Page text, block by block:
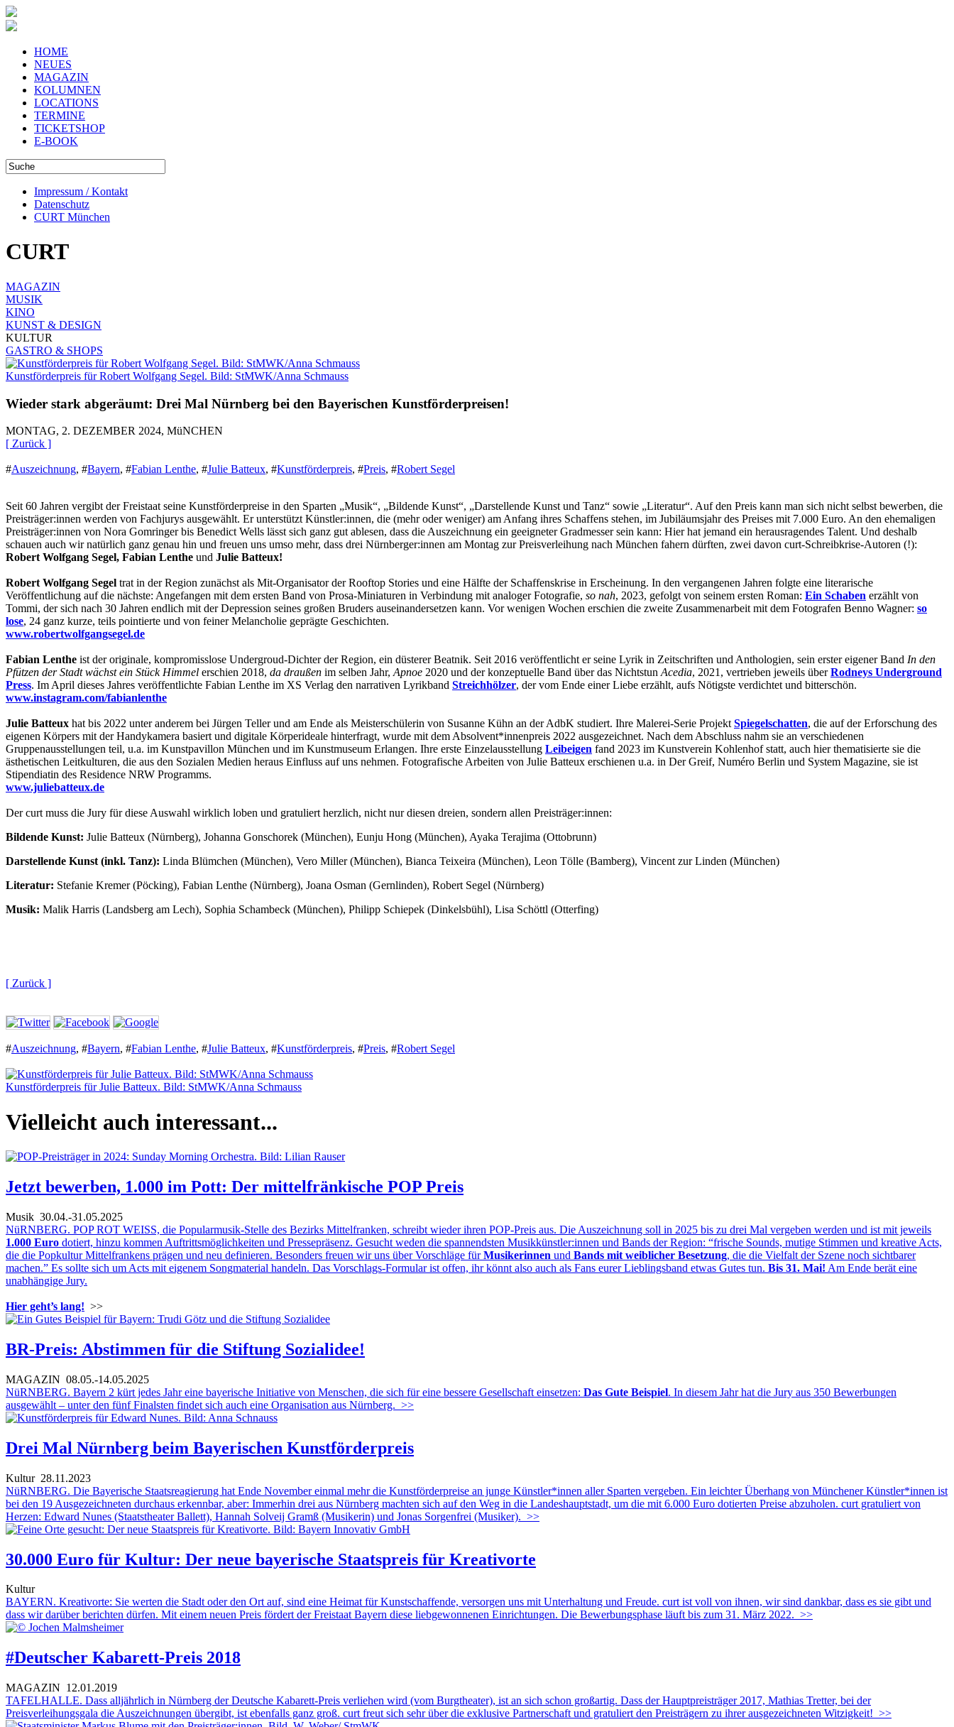
HOME
NEUES
MAGAZIN
KOLUMNEN
LOCATIONS
TERMINE
TICKETSHOP
E-BOOK
Impressum / Kontakt
Datenschutz
CURT München
CURT
MAGAZIN
MUSIK
KINO
KUNST & DESIGN
KULTUR
GASTRO & SHOPS
Kunstförderpreis für Robert Wolfgang Segel. Bild: StMWK/Anna Schmauss
Wieder stark abgeräumt: Drei Mal Nürnberg bei den Bayerischen Kunstförderpreisen!
MONTAG, 2. DEZEMBER 2024, MüNCHEN
[ Zurück ]
#Auszeichnung, #Bayern, #Fabian Lenthe, #Julie Batteux, #Kunstförderpreis, #Preis, #Robert Segel
Seit 60 Jahren vergibt der Freistaat seine Kunstförderpreise in den Sparten „Musik“, „Bildende Kunst“, „Darstellende Kunst und Tanz“ sowie „Literatur“. Auf den Preis kann man sich nicht selbst bewerben, die
Preisträger:innen werden von Fachjurys ausgewählt. Er unterstützt Künstler:innen, die (mehr oder weniger) am Anfang ihres Schaffens stehen, im Jubiläumsjahr des Preises mit 7.000 Euro. An den ehemaligen
Preisträger:innen von Nora Gomringer bis Benedict Wells lässt sich ganz gut ablesen, dass die Auszeichnung ein geeigneter Gradmesser sein kann: Hier hat jemand ein herausragendes Talent. Und deshalb
schauen auch wir natürlich ganz genau hin und freuen uns umso mehr, dass drei Nürnberger:innen am Montag zur Preisverleihung nach München fahern dürften, zwei davon curt-Schreibkrise-Autoren (!):
Robert Wolfgang Segel, Fabian Lenthe und Julie Batteux!
Robert Wolfgang Segel trat in der Region zunächst als Mit-Organisator der Rooftop Stories und eine Hälfte der Schaffenskrise in Erscheinung. In den vergangenen Jahren folgte eine literarische
Veröffentlichung auf die nächste: Angefangen mit dem ersten Band von Prosa-Miniaturen in Verbindung mit analoger Fotografie, so nah, 2023, gefolgt von seinem ersten Roman: Ein Schaben erzählt von
Tommi, der sich nach 30 Jahren endlich mit der Depression seines großen Bruders auseinandersetzen kann. Vor wenigen Wochen erschien die zweite Zusammenarbeit mit dem Fotografen Benno Wagner: so
lose, 24 ganz kurze, teils pointierte und von feiner Melancholie geprägte Geschichten.
www.robertwolfgangsegel.de
Fabian Lenthe ist der originale, kompromisslose Undergroud-Dichter der Region, ein düsterer Beatnik. Seit 2016 veröffentlicht er seine Lyrik in Zeitschriften und Anthologien, sein erster eigener Band In den
Pfützen der Stadt wächst ein Stück Himmel erschien 2018, da draußen im selben Jahr, Apnoe 2020 und der konzeptuelle Band über das Nichtstun Acedia, 2021, vertrieben jeweils überRodneys Underground
Press. Im April dieses Jahres veröffentlichte Fabian Lenthe im XS Verlag den narrativen Lyrikband Streichhölzer, der vom Ende einer Liebe erzählt, aufs Nötigste verdichtet und bitterschön.
www.instagram.com/fabianlenthe
Julie Batteux hat bis 2022 unter anderem bei Jürgen Teller und am Ende als Meisterschülerin von Susanne Kühn an der AdbK studiert. Ihre Malerei-Serie Projekt Spiegelschatten, die auf der Erforschung des
eigenen Körpers mit der Handykamera basiert und digitale Körperideale hinterfragt, wurde mit dem Absolvent*innenpreis 2022 ausgezeichnet. Nach dem Abschluss nahm sie an verschiedenen
Gruppenausstellungen teil, u.a. im Kunstpavillon München und im Kunstmuseum Erlangen. Ihre erste Einzelausstellung Leibeigen fand 2023 im Kunstverein Kohlenhof statt, auch hier thematisierte sie die
ästhetischen Leitkulturen, die aus den Sozialen Medien heraus Einfluss auf uns nehmen. Fotografische Arbeiten von Julie Batteux erschienen u.a. in Der Greif, Numéro Berlin und System Magazine, sie ist
Stipendiatin des Residence NRW Programms.
www.juliebatteux.de
Der curt muss die Jury für diese Auswahl wirklich loben und gratuliert herzlich, nicht nur diesen dreien, sondern allen Preisträger:innen:
Bildende Kunst: Julie Batteux (Nürnberg), Johanna Gonschorek (München), Eunju Hong (München), Ayaka Terajima (Ottobrunn)
Darstellende Kunst (inkl. Tanz): Linda Blümchen (München), Vero Miller (München), Bianca Teixeira (München), Leon Tölle (Bamberg), Vincent zur Linden (München)
Literatur: Stefanie Kremer (Pöcking), Fabian Lenthe (Nürnberg), Joana Osman (Gernlinden), Robert Segel (Nürnberg)
Musik: Malik Harris (Landsberg am Lech), Sophia Schambeck (München), Philipp Schiepek (Dinkelsbühl), Lisa Schöttl (Otterfing)
[ Zurück ]
#Auszeichnung, #Bayern, #Fabian Lenthe, #Julie Batteux, #Kunstförderpreis, #Preis, #Robert Segel
Kunstförderpreis für Julie Batteux. Bild: StMWK/Anna Schmauss
Vielleicht auch interessant...
Jetzt bewerben, 1.000 im Pott: Der mittelfränkische POP Preis
Musik 30.04.-31.05.2025
NüRNBERG. POP ROT WEISS, die Popularmusik-Stelle des Bezirks Mittelfranken, schreibt wieder ihren POP-Preis aus. Die Auszeichnung soll in 2025 bis zu drei Mal vergeben werden und ist mit jeweils
1.000 Euro dotiert, hinzu kommen Auftrittsmöglichkeiten und Pressepräsenz. Gesucht weden die spannendsten Musikkünstler:innen und Bands der Region: “frische Sounds, mutige Stimmen und kreative Acts,
die die Popkultur Mittelfrankens prägen und neu definieren. Besonders freuen wir uns über Vorschläge fürMusikerinnen und Bands mit weiblicher Besetzung, die die Vielfalt der Szene noch sichtbarer
machen.” Es sollte sich um Acts mit eigenem Songmaterial handeln. Das Vorschlags-Formular ist offen, ihr könnt also auch als Fans eurer Lieblingsband etwas Gutes tun. Bis 31. Mai! Am Ende berät eine
unabhängige Jury.
Hier geht’s lang! >>
BR-Preis: Abstimmen für die Stiftung Sozialidee!
MAGAZIN 08.05.-14.05.2025
NüRNBERG. Bayern 2 kürt jedes Jahr eine bayerische Initiative von Menschen, die sich für eine bessere Gesellschaft einsetzen: Das Gute Beispiel. In diesem Jahr hat die Jury aus 350 Bewerbungen
ausgewählt – unter den fünf Finalsten findet sich auch eine Organisation aus Nürnberg. >>
Drei Mal Nürnberg beim Bayerischen Kunstförderpreis
Kultur28.11.2023
NüRNBERG. Die Bayerische Staatsreagierung hat Ende November einmal mehr die Kunstförderpreise an junge Künstler*innen aller Sparten vergeben. Ein leichter Überhang von Münchener Künstler*innen ist
bei den 19 Ausgezeichneten durchaus erkennbar, aber: Immerhin drei aus Nürnberg machten sich auf den Weg in die Landeshauptstadt, um die mit 6.000 Euro dotierten Preise abzuholen. curt gratuliert von
Herzen: Edward Nunes (Staatstheater Ballett), Hannah Solveij Gramß (Musikerin) und Jonas Sorgenfrei (Musiker). >>
30.000 Euro für Kultur: Der neue bayerische Staatspreis für Kreativorte
Kultur
BAYERN. Kreativorte: Sie werten die Stadt oder den Ort auf, sind eine Heimat für Kunstschaffende, versorgen uns mit Unterhaltung und Freude. curt ist voll von ihnen, wir sind dankbar, dass es sie gibt und
dass wir darüber berichten dürfen. Mit einem neuen Preis fördert der Freistaat Bayern diese liebgewonnenen Einrichtungen. Die Bewerbungsphase läuft bis zum 31. März 2022. >>
#Deutscher Kabarett-Preis 2018
MAGAZIN 12.01.2019
TAFELHALLE. Dass alljährlich in Nürnberg der Deutsche Kabarett-Preis verliehen wird (vom Burgtheater), ist an sich schon großartig. Dass der Hauptpreisträger 2017, Mathias Tretter, bei der
Preisverleihungsgala die Auszeichnungen übergibt, ist ebenfalls ganz groß. curt freut sich sehr über die exklusive Partnerschaft und gratuliert den Preisträgern zu ihrer ausgezeichneten Witzigkeit! >>